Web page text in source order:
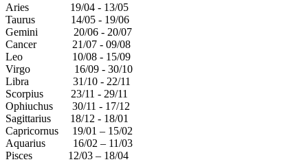
Aries 19/04 - 13/05
Taurus 14/05 - 19/06
Gemini 20/06 - 20/07
Cancer 21/07 - 09/08
Leo 10/08 - 15/09
Virgo 16/09 - 30/10
Libra 31/10 - 22/11
Scorpius 23/11 - 29/11
Ophiuchus 30/11 - 17/12
Sagittarius 18/12 - 18/01
Capricornus 19/01 – 15/02
Aquarius 16/02 – 11/03
Pisces 12/03 – 18/04